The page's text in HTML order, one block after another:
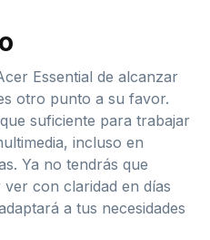
Essential de alcanzar
otro punto a su favor.
suficiente para trabajar
incluso en
Ya no tendrás que
con claridad en días
a tus necesidades